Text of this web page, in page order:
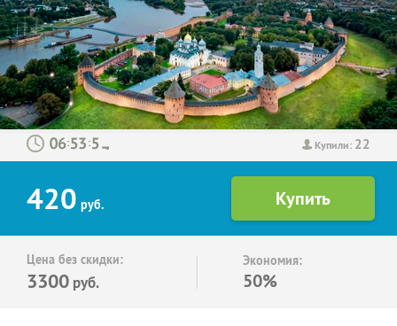
Купили: 22
: :
420 руб.
Цена без скидки:
3300 руб.
Экономия:
50%